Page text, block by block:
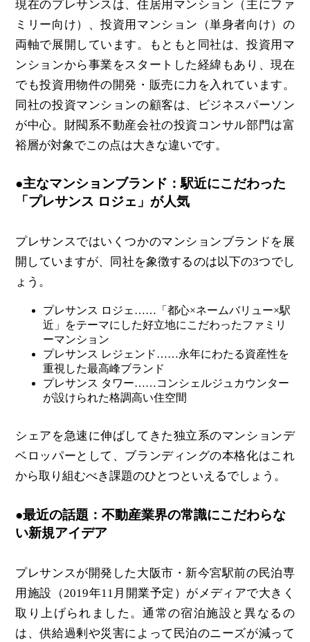
現在のプレサンスは、住居用マンション（主にファ
ミリー向け）、投資用マンション（単身者向け）の
両軸で展開しています。もともと同社は、投資用マ
ンションから事業をスタートした経緯もあり、現在
でも投資用物件の開発・販売に力を入れています。
同社の投資マンションの顧客は、ビジネスパーソン
が中心。財閥系不動産会社の投資コンサル部門は富
裕層が対象でこの点は大きな違いです。
●主なマンションブランド：駅近にこだわった
「プレサンス ロジェ」が人気
プレサンスではいくつかのマンションブランドを展
開していますが、同社を象徴するのは以下の3つでし
ょう。
プレサンス ロジェ……「都心×ネームバリュー×駅
近」をテーマにした好立地にこだわったファミリ
ーマンション
プレサンス レジェンド……永年にわたる資産性を
重視した最高峰ブランド
プレサンス タワー……コンシェルジュカウンター
が設けられた格調高い住空間
シェアを急速に伸ばしてきた独立系のマンションデ
ベロッパーとして、ブランディングの本格化はこれ
から取り組むべき課題のひとつといえるでしょう。
●最近の話題：不動産業界の常識にこだわらな
い新規アイデア
プレサンスが開発した大阪市・新今宮駅前の民泊専
用施設（2019年11月開業予定）がメディアで大きく
取り上げられました。通常の宿泊施設と異なるの
は、供給過剰や災害によって民泊のニーズが減って